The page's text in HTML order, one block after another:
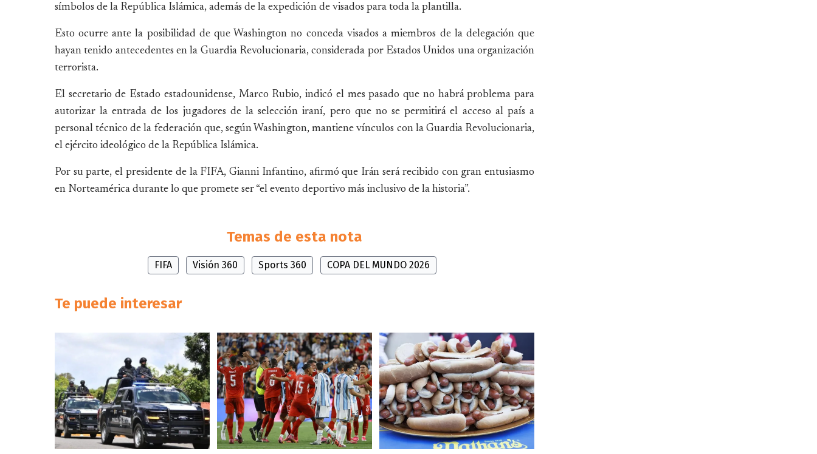
símbolos de la República Islámica, además de la expedición de visados para toda la plantilla.
Esto ocurre ante la posibilidad de que Washington no conceda visados a miembros de la delegación que
hayan tenido antecedentes en la Guardia Revolucionaria, considerada por Estados Unidos una organización
terrorista.
El secretario de Estado estadounidense, Marco Rubio, indicó el mes pasado que no habrá problema para
autorizar la entrada de los jugadores de la selección iraní, pero que no se permitirá el acceso al país a
personal técnico de la federación que, según Washington, mantiene vínculos con la Guardia Revolucionaria,
el ejército ideológico de la República Islámica.
Por su parte, el presidente de la FIFA, Gianni Infantino, afirmó que Irán será recibido con gran entusiasmo
en Norteamérica durante lo que promete ser “el evento deportivo más inclusivo de la historia”.
Temas de esta nota
FIFA Visión 360 Sports 360 COPA DEL MUNDO 2026
Te puede interesar